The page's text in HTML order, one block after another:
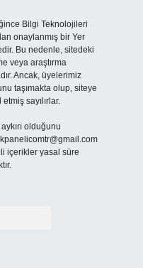
Bilgi Teknolojileri
onaylanmış bir Yer
Bu nedenle, sitedeki
veya araştırma
Ancak, üyelerimiz
taşımakta olup, siteye
sayılırlar.
olduğunu
içerikler yasal süre